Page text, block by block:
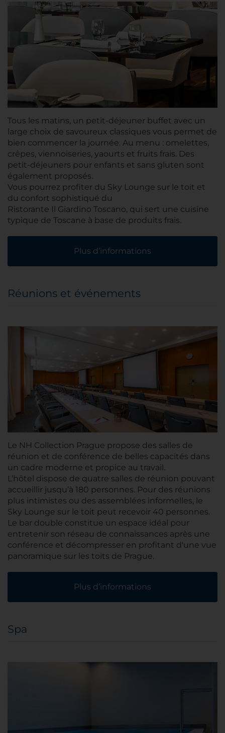
Tous les matins, un petit-déjeuner buffet avec un
large choix de savoureux classiques vous permet de
bien commencer la journée. Au menu : omelettes,
crêpes, viennoiseries, yaourts et fruits frais. Des
petit-déjeuners pour enfants et sans gluten sont
également proposés.
Vous pourrez profiter du Sky Lounge sur le toit et
du confort sophistiqué du
Ristorante Il Giardino Toscano, qui sert une cuisine
typique de Toscane à base de produits frais.
Plus d’informations
Réunions et événements
Le NH Collection Prague propose des salles de
réunion et de conférence de belles capacités dans
un cadre moderne et propice au travail.
L’hôtel dispose de quatre salles de réunion pouvant
accueillir jusqu’à 180 personnes. Pour des réunions
plus intimistes ou des assemblées informelles, le
Sky Lounge sur le toit peut recevoir 40 personnes.
Le bar double constitue un espace idéal pour
entretenir son réseau de connaissances après une
conférence et décompresser en profitant d'une vue
panoramique sur les toits de Prague.
Plus d’informations
Spa